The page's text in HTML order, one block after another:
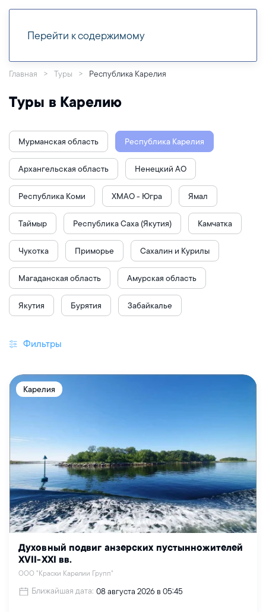
Перейти к содержимому
Главная Туры Республика Карелия
Туры в Карелию
Мурманская область Республика Карелия
Архангельская область Ненецкий АО
Республика Коми ХМАО - Югра Ямал
Таймыр Республика Саха (Якутия) Камчатка
Чукотка Приморье Сахалин и Курилы
Магаданская область Амурская область
Якутия Бурятия Забайкалье
Фильтры
Карелия
Духовный подвиг анзерских пустынножителей
XVII-XXI вв.
ООО "Краски Карелии Групп"
Ближайшая дата: 08 августа 2026 в 05:45